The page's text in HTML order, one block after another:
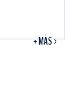
+ MÁS >